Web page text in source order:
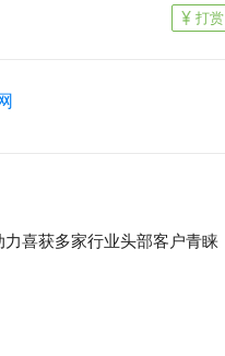
打赏
力喜获多家行业头部客户青睐